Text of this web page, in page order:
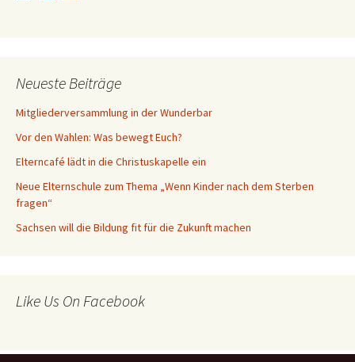
Neueste Beiträge
Mitgliederversammlung in der Wunderbar
Vor den Wahlen: Was bewegt Euch?
Elterncafé lädt in die Christuskapelle ein
Neue Elternschule zum Thema „Wenn Kinder nach dem Sterben
fragen“
Sachsen will die Bildung fit für die Zukunft machen
Like Us On Facebook